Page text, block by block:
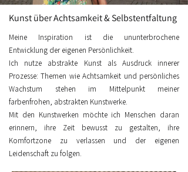
Meine Inspiration ist die ununterbrochene
Entwicklung der eigenen Persönlichkeit.
Ich nutze abstrakte Kunst als Ausdruck innerer
Prozesse: Themen wie Achtsamkeit und persönliches
Wachstum stehen im Mittelpunkt meiner
farbenfrohen, abstrakten Kunstwerke.
Mit den Kunstwerken möchte ich Menschen daran
erinnern, ihre Zeit bewusst zu gestalten, ihre
Komfortzone zu verlassen und der eigenen
Leidenschaft zu folgen.
Kunst über Achtsamkeit & Selbstentfaltung